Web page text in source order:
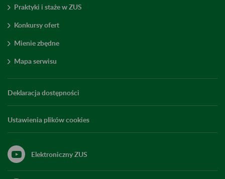
Praktyki i staże w ZUS
Konkursy ofert
Mienie zbędne
Mapa serwisu
Deklaracja dostępności
Ustawienia plików cookies
Elektroniczny ZUS